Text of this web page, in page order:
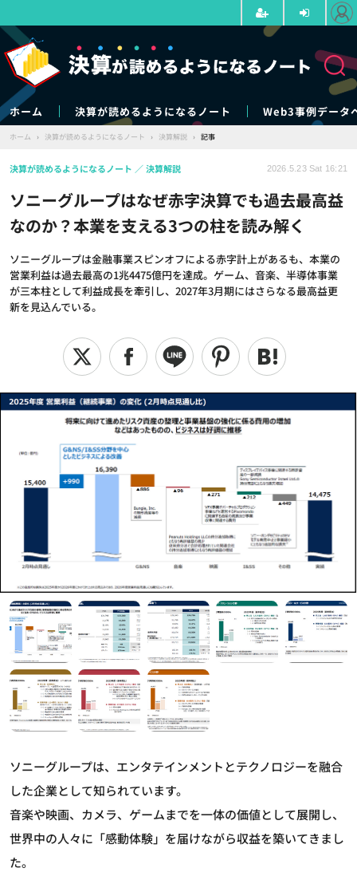
ホーム 決算が読めるようになるノート Web3事例データ
ホーム › 決算が読めるようになるノート › 決算解説 › 記事
ソニーグループはなぜ赤字決算でも過去最高益
なのか？本業を支える3つの柱を読み解く
ソニーグループは金融事業スピンオフによる赤字計上があるも、本業の
営業利益は過去最高の1兆4475億円を達成。ゲーム、音楽、半導体事業
が三本柱として利益成長を牽引し、2027年3月期にはさらなる最高益更
新を見込んでいる。
決算が読めるようになるノート 決算解説 2026.5.23 Sat 16:21
ソニーグループは、エンタテインメントとテクノロジーを融合
した企業として知られています。
音楽や映画、カメラ、ゲームまでを一体の価値として展開し、
世界中の人々に「感動体験」を届けながら収益を築いてきまし
た。